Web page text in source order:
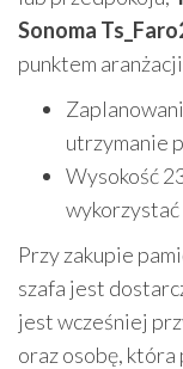
Sonoma
punktem
utrzymanie
Wysokość
Przy zakupie
szafa jest
jest wcześniej
oraz osobę,